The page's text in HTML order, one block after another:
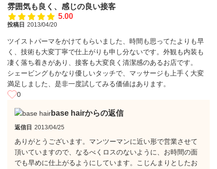
雰囲気も良く、感じの良い接客
5.00
投稿日 2013/04/20
ツイストパーマをかけてもらいました、時間も思ってたよりも早
く、技術も大変丁寧で仕上がりも申し分ないです。外観も内装も
凄く落ち着きがあり、接客も大変良く清潔感のあるお店です。
シェービングもかなり優しいタッチで、マッサージも上手く大変
満足しました、是非一度試してみる価値はあります。
0
base hairからの返信
返信日 2013/04/25
ありがとうございます。マンツーマンに近い形で営業させて
頂いていますので、なるべくロスのないように、お時間の面
でも早めに仕上がるようにしています。こじんまりとしたお